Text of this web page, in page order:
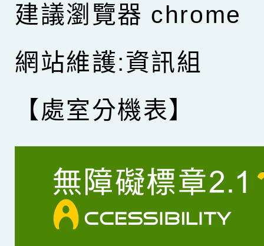
建議瀏覽器 chrome
網站維護:資訊組
【處室分機表】